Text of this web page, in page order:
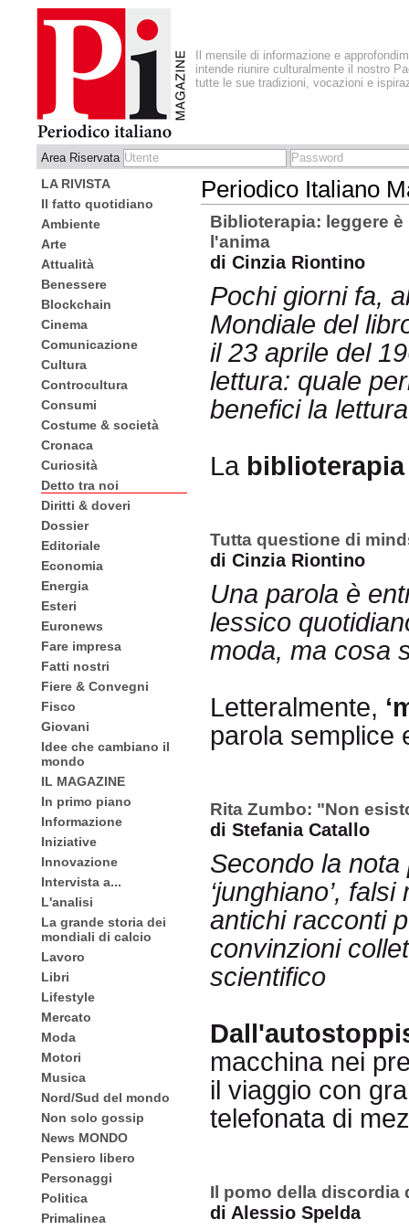
Il mensile di informazione e
intende riunire culturalmente il nostro
tutte le sue tradizioni, vocazioni e
Area Riservata
LA RIVISTA
Il fatto quotidiano
Ambiente
Arte
Attualità
Benessere
Blockchain
Cinema
Comunicazione
Cultura
Controcultura
Consumi
Costume & società
Cronaca
Curiosità
Detto tra noi
Diritti & doveri
Dossier
Editoriale
Economia
Energia
Esteri
Euronews
Fare impresa
Fatti nostri
Fiere & Convegni
Fisco
Giovani
Idee che cambiano il
mondo
IL MAGAZINE
In primo piano
Informazione
Iniziative
Innovazione
Intervista a...
L'analisi
La grande storia dei
mondiali di calcio
Lavoro
Libri
Lifestyle
Mercato
Moda
Motori
Musica
Nord/Sud del mondo
Non solo gossip
News MONDO
Pensiero libero
Personaggi
Politica
Primalinea
Periodico Italiano
Biblioterapia: leggere
l'anima
di Cinzia Riontino
Pochi giorni fa,
Mondiale del
il 23 aprile del
lettura: quale
benefici la
La biblioterapia
Tutta questione di
di Cinzia Riontino
Una parola è
lessico
moda, ma cosa
Letteralmente,
parola semplice
Rita Zumbo: "Non
di Stefania Catallo
Secondo la nota
‘junghiano’,
antichi racconti
convinzioni
scientifico
macchina nei
il viaggio con
telefonata di
Il pomo della discordia
di Alessio Spelda